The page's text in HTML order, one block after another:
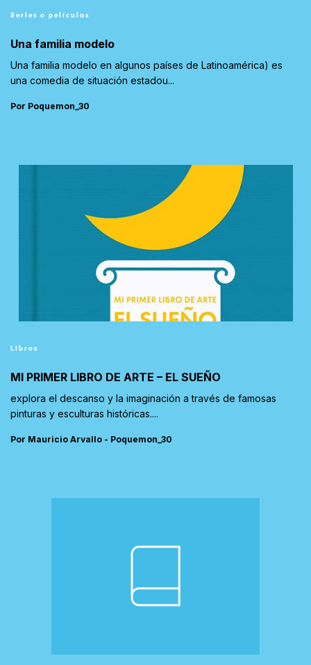
Series o películas
Una familia modelo
Una familia modelo en algunos países de Latinoamérica) es
una comedia de situación estadou...
Por Poquemon_30
Libros
MI PRIMER LIBRO DE ARTE – EL SUEÑO
explora el descanso y la imaginación a través de famosas
pinturas y esculturas históricas....
Por Mauricio Arvallo - Poquemon_30